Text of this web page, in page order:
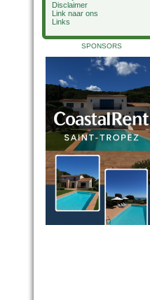
Disclaimer
Link naar ons
Links
SPONSORS